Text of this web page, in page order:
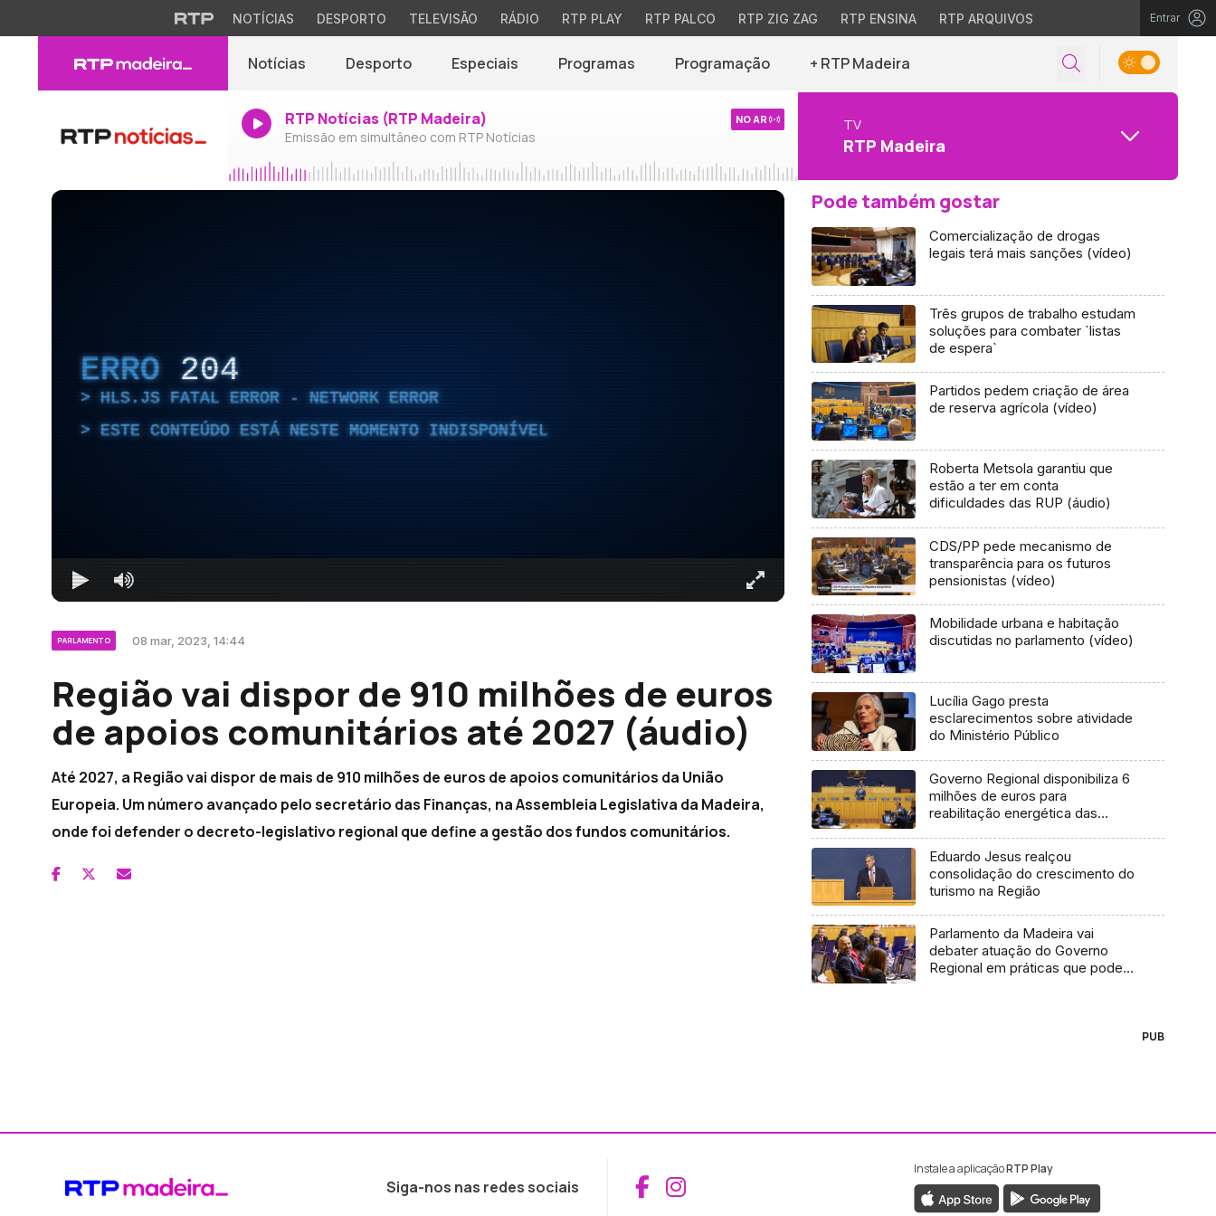
NOTÍCIAS DESPORTO TELEVISÃO RÁDIO RTP PLAY RTP PALCO RTP ZIG ZAG RTP ENSINA RTP ARQUIVOS Entrar
Notícias Desporto Especiais Programas Programação + RTP Madeira
RTP Notícias (RTP Madeira)
Emissão em simultâneo com RTP Notícias
NO AR TV
RTP Madeira
ERRO 204
HLS.JS FATAL ERROR - NETWORK ERROR
ESTE CONTEÚDO ESTÁ NESTE MOMENTO INDISPONÍVEL
PARLAMENTO 08 mar, 2023, 14:44
Região vai dispor de 910 milhões de euros
de apoios comunitários até 2027 (áudio)
Até 2027, a Região vai dispor de mais de 910 milhões de euros de apoios comunitários da União
Europeia. Um número avançado pelo secretário das Finanças, na Assembleia Legislativa da Madeira,
onde foi defender o decreto-legislativo regional que define a gestão dos fundos comunitários.
Pode também gostar
Comercialização de drogas
legais terá mais sanções (vídeo)
Três grupos de trabalho estudam
soluções para combater `listas
de espera`
Partidos pedem criação de área
de reserva agrícola (vídeo)
Roberta Metsola garantiu que
estão a ter em conta
dificuldades das RUP (áudio)
CDS/PP pede mecanismo de
transparência para os futuros
pensionistas (vídeo)
Mobilidade urbana e habitação
discutidas no parlamento (vídeo)
Lucília Gago presta
esclarecimentos sobre atividade
do Ministério Público
Governo Regional disponibiliza 6
milhões de euros para
reabilitação energética das
Eduardo Jesus realçou
consolidação do crescimento do
turismo na Região
Parlamento da Madeira vai
debater atuação do Governo
Regional em práticas que podem
PUB
Siga-nos nas redes sociais Aceder ao Facebook da RTP Madeira
Aceder ao Instagram da RTP Madeira
Instale a aplicaçãoRTP Play